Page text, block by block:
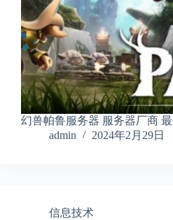
幻兽帕鲁服务器 服务器厂商
admin
2024年2月29日
信息技术